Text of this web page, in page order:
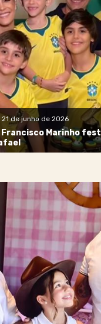
de junho de 2026
Francisco Marinho